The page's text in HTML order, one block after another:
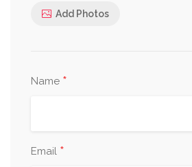
Add Photos
Name *
Email *